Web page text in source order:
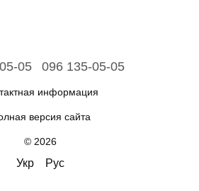
05 096 135-05-05
информация
версия сайта
© 2026
Укр Рус